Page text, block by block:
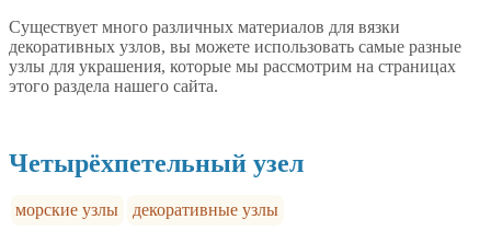
Существует много различных материалов для вязки
декоративных узлов, вы можете использовать самые разные
узлы для украшения, которые мы рассмотрим на страницах
этого раздела нашего сайта.
Четырёхпетельный узел
морские узлы декоративные узлы